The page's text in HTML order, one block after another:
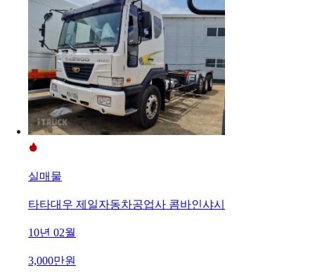
실매물
타타대우 제일자동차공업사 콤바인샤시
10년 02월
3,000만원